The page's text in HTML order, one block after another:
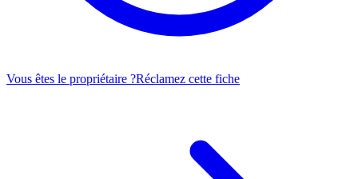
Vous êtes le propriétaire ?Réclamez cette fiche